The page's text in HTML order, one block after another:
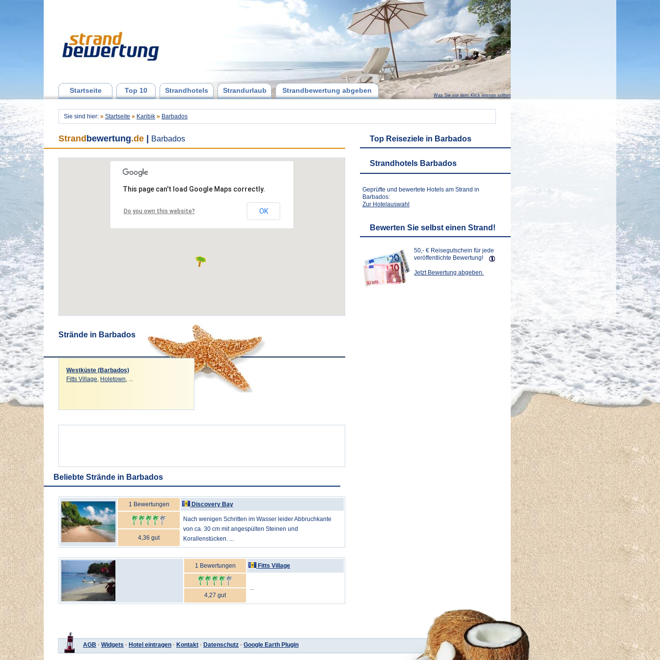
Startseite Top 10 Strandhotels Strandurlaub Strandbewertung abgeben
Was Sie vor dem Klick wissen sollten
Sie sind hier: » Startseite » Karibik » Barbados
Strand bewertung.de Barbados
This page can't load Google Maps correctly.
Do you own this website? OK
Strände in Barbados
Westküste (Barbados)
Fitts Village, Holetown, ...
Beliebte Strände in Barbados
1 Bewertungen Discovery Bay
Nach wenigen Schritten im Wasser leider Abbruchkante
von ca. 30 cm mit angespülten Steinen und
Korallenstücken. ...
4,36 gut
1 Bewertungen Fitts Village
...
4,27 gut
Top Reiseziele in Barbados
Strandhotels Barbados
Geprüfte und bewertete Hotels am Strand in
Barbados:
Zur Hotelauswahl
Bewerten Sie selbst einen Strand!
50,- € Reisegutschein für jede
veröffentlichte Bewertung!
Jetzt Bewertung abgeben.
AGB · Widgets · Hotel eintragen · Kontakt · Datenschutz · Google Earth Plugin